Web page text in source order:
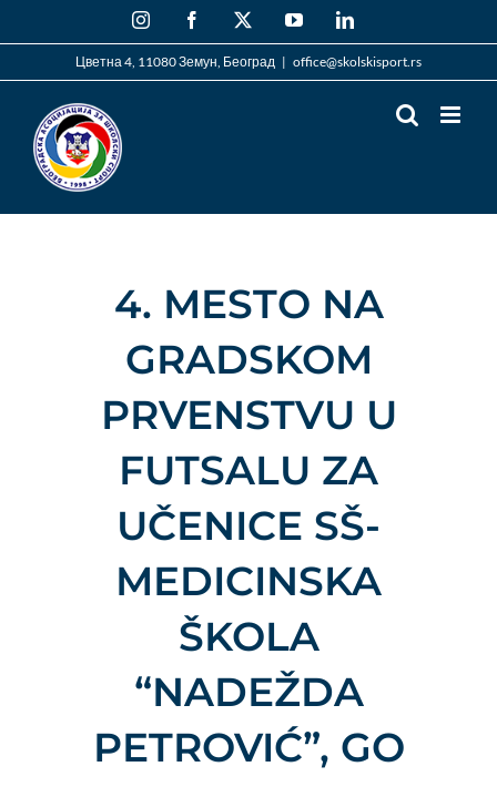
InstagramFacebook YouTubeLinkedIn
Цветна 4, 11080 Земун, Београд | office@skolskisport.rs
4. MESTO NA
GRADSKOM
PRVENSTVU U
FUTSALU ZA
UČENICE SŠ-
MEDICINSKA
ŠKOLA
“NADEŽDA
PETROVIĆ”, GO